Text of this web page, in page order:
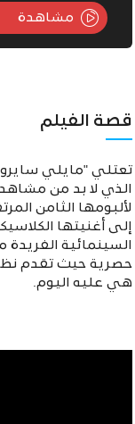
مشاهدة
قصة الفيلم
تعتلي "مايلي
السينمائية
حصرية حيث تقدم
هي عليه اليوم.